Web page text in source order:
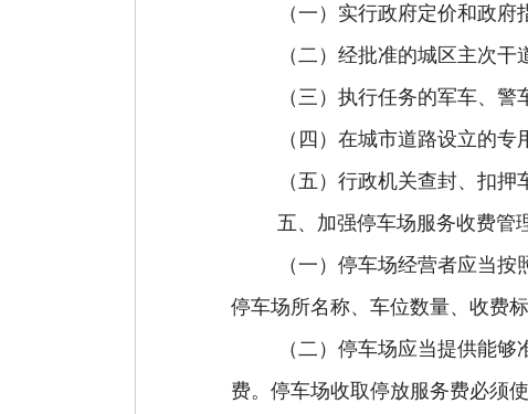
（一） 实行政府定价和政府
（二）经批准的城区 主次干
（三） 执行任务的军车、警
（四） 在城市道路设立的专
（五） 行政机关查封、扣押
五、加强停车场服务收费管
（一） 停车场经营者应当按
停车场所名称、车位数量、收费
（二） 停车场应当提供能够
费。停车场收取停放服务费必须